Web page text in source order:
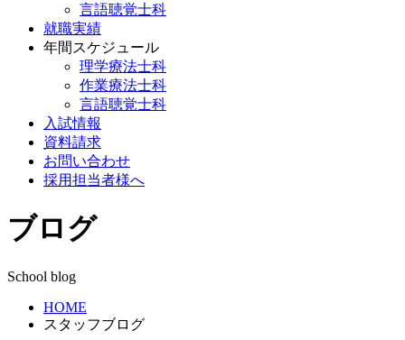
言語聴覚士科
就職実績
年間スケジュール
理学療法士科
作業療法士科
言語聴覚士科
入試情報
資料請求
お問い合わせ
採用担当者様へ
ブログ
School blog
HOME
スタッフブログ